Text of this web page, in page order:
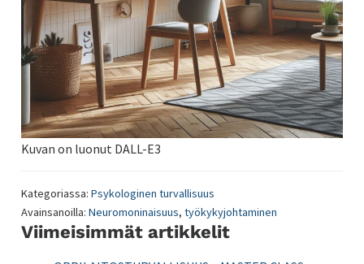
Kuvan on luonut DALL-E3
Kategoriassa: Psykologinen turvallisuus
Avainsanoilla: Neuromoninaisuus, työkykyjohtaminen
Ensisijainen
Viimeisimmät artikkelit